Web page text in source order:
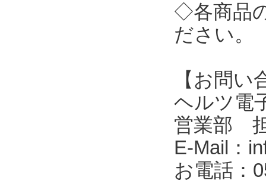
◇各商品
ださい。
【お問い
ヘルツ電
営業部
E-Mail：
お電話：